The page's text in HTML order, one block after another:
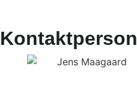
Kontaktperson